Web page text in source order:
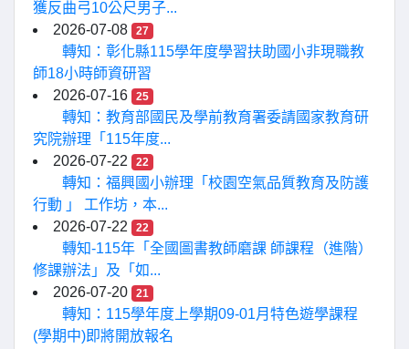
獲反曲弓10公尺男子...
2026-07-08
27
轉知：彰化縣115學年度學習扶助國小非現職教
師18小時師資研習
2026-07-16
25
轉知：教育部國民及學前教育署委請國家教育研
究院辦理「115年度...
2026-07-22
22
轉知：福興國小辦理「校園空氣品質教育及防護
行動 」 工作坊，本...
2026-07-22
22
轉知-115年「全國圖書教師磨課 師課程（進階）
修課辦法」及「如...
2026-07-20
21
轉知：115學年度上學期09-01月特色遊學課程
(學期中)即將開放報名